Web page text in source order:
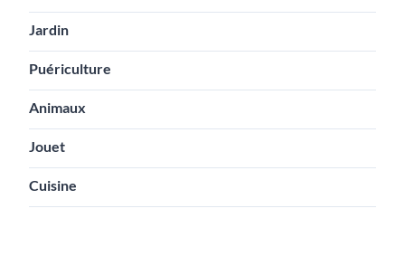
Jardin
Puériculture
Animaux
Jouet
Cuisine